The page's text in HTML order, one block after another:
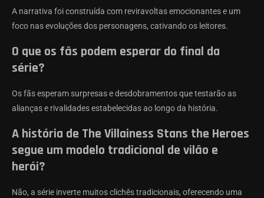
A narrativa foi construída com reviravoltas emocionantes e um
foco nas evoluções dos personagens, cativando os leitores.
O que os fãs podem esperar do final da
série?
Os fãs esperam surpresas e desdobramentos que testarão as
alianças e rivalidades estabelecidas ao longo da história.
A história de The Villainess Stans the Heroes
segue um modelo tradicional de vilão e
herói?
Não, a série inverte muitos clichês tradicionais, oferecendo uma